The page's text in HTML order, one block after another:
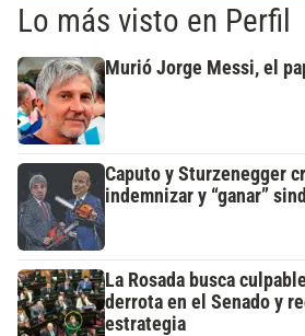
Lo más visto en Perfil
Murió Jorge Messi, el
Caputo y Sturzenegger
indemnizar y “ganar”
La Rosada busca
derrota en el Senado y
estrategia